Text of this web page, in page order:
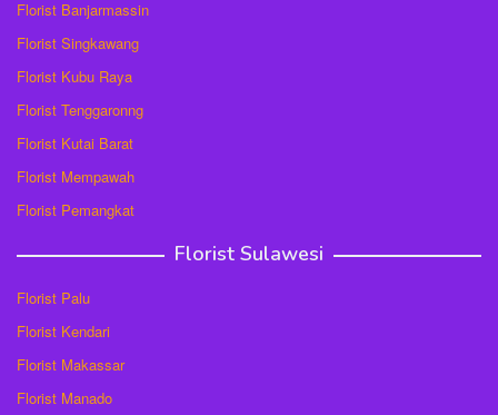
Florist Banjarmassin
Florist Singkawang
Florist Kubu Raya
Florist Tenggaronng
Florist Kutai Barat
Florist Mempawah
Florist Pemangkat
Florist Sulawesi
Florist Palu
Florist Kendari
Florist Makassar
Florist Manado